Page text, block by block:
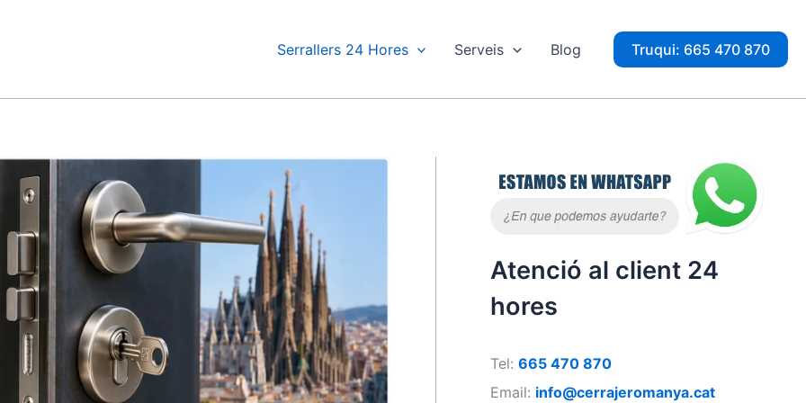
Serrallers 24 Hores Serveis Blog Truqui: 665 470 870
Atenció al client 24
hores
Tel: 665 470 870
Email: info@cerrajeromanya.cat